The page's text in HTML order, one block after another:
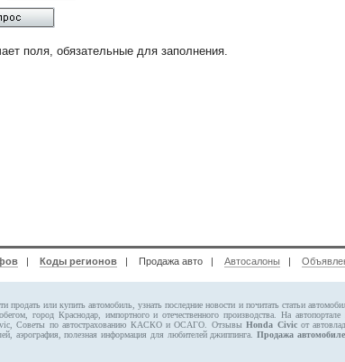
поля, обязательные для заполнения.
| Коды регионов | Продажа авто | Автосалоны |
продать или купить автомобиль, узнать последние новости и почитать статьи
город Краснодар, импортного и отечественного производства. На
Советы по автострахованию КАСКО и ОСАГО. ОтзывыHonda Civicот
аэрография, полезная информация для любителей джиппинга.Продажа